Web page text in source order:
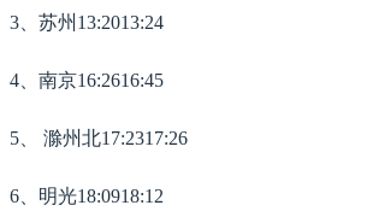
3、苏州13:2013:24
4、南京16:2616:45
5、 滁州北17:2317:26
6、明光18:0918:12